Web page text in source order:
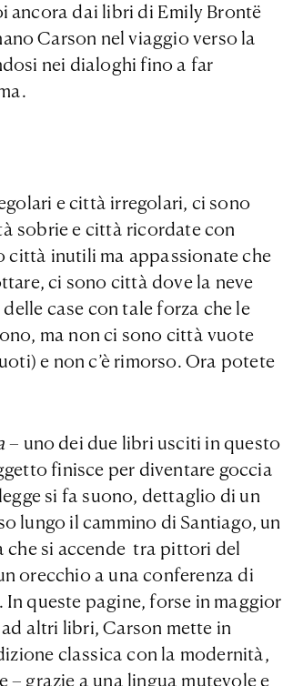
ancora dai libri di Emily Brontë
Carson nel viaggio verso la
nei dialoghi fino a far
e città irregolari, ci sono
sobrie e città ricordate con
città inutili ma appassionate che
ci sono città dove la neve
case con tale forza che le
ma non ci sono città vuote
e non c’è rimorso. Ora potete
– uno dei due libri usciti in questo
finisce per diventare goccia
si fa suono, dettaglio di un
lungo il cammino di Santiago, un
che si accende tra pittori del
orecchio a una conferenza di
queste pagine, forse in maggior
altri libri, Carson mette in
classica con la modernità,
– grazie a una lingua mutevole e